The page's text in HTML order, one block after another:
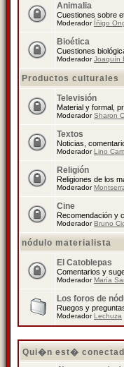
Animalia
Cuestiones sobre
Moderador Íñigo
Bioética
Cuestiones
ModeradorJoaquín
Productos culturales
Televisión
Material y formal,
ModeradorSharon
Textos
Noticias,
ModeradorLino
Religión
Religiones de los
Moderador
Cine
Recomendación y
ModeradorBruno
nódulo materialista
El Catoblepas
Comentarios y
ModeradorMaría
Los foros de
Ruegos y
ModeradorLechuza
Qui�n est�